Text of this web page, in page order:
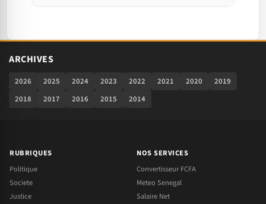
ARCHIVES
2026 2025 2024 2023 2022 2021 2020
2019
2018
2017 2016 2015 2014
RUBRIQUES
Politique
Societe
Justice
NOS SERVICES
Convertisseur FCFA
Meteo Senegal
Salaire Net